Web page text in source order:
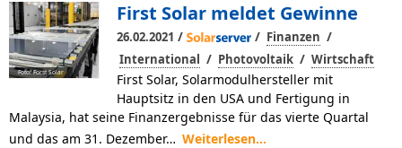
Foto: Forst Solar
First Solar meldet Gewinne
26.02.2021 / / Finanzen /
International / Photovoltaik / Wirtschaft
First Solar, Solarmodulhersteller mit
Hauptsitz in den USA und Fertigung in
Malaysia, hat seine Finanzergebnisse für das vierte Quartal
und das am 31. Dezember… Weiterlesen...